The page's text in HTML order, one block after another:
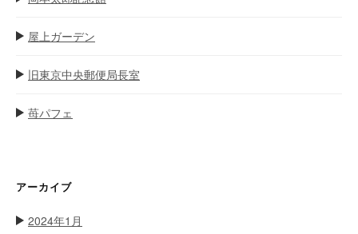
屋上ガーデン
旧東京中央郵便局長室
苺パフェ
アーカイブ
2024年1月